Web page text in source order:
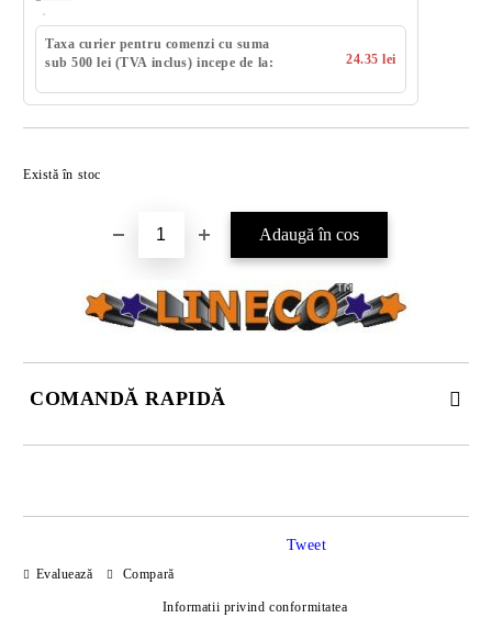
Taxa curier pentru comenzi cu suma
sub 500 lei (TVA inclus) incepe de la:
24.35 lei
Există în stoc
COMANDĂ RAPIDĂ
Evaluează Compară
Informatii privind conformitatea
Tweet